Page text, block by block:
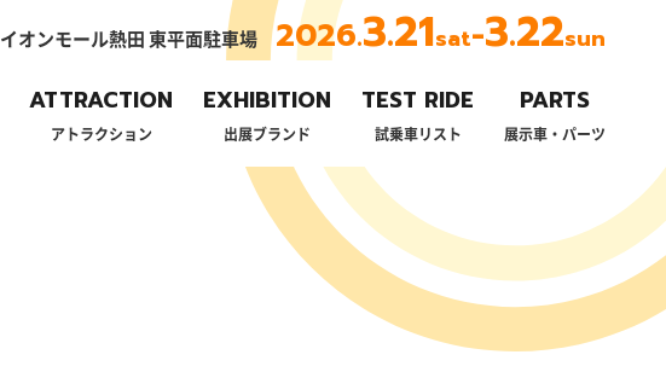
イオンモール熱田 東平面駐車場 2026.3.21sat-3.22sun
ATTRACTION
アトラクション
EXHIBITION
出展ブランド
TEST RIDE
試乗車リスト
PARTS
展示車・パーツ